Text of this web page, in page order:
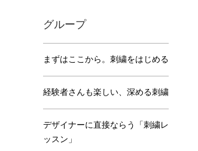
グループ
まずはここから。刺繍をはじめる
経験者さんも楽しい、深める刺繍
デザイナーに直接ならう「刺繍レ
ッスン」